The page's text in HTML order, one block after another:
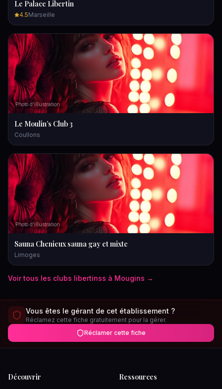
Le Palace Libertin
4.5Marseille
Photo d'illustration
Le Moulin’s Club 3
Coullons
Photo d'illustration
Sauna Chenieux sauna gay et mixte
Limoges
Voir tous les clubs libertinss à Mougins →
Vous êtes le gérant de cet établissement ?
Réclamez cette fiche gratuitement pour la gérer.
Réclamer cette fiche
Découvrir Ressources